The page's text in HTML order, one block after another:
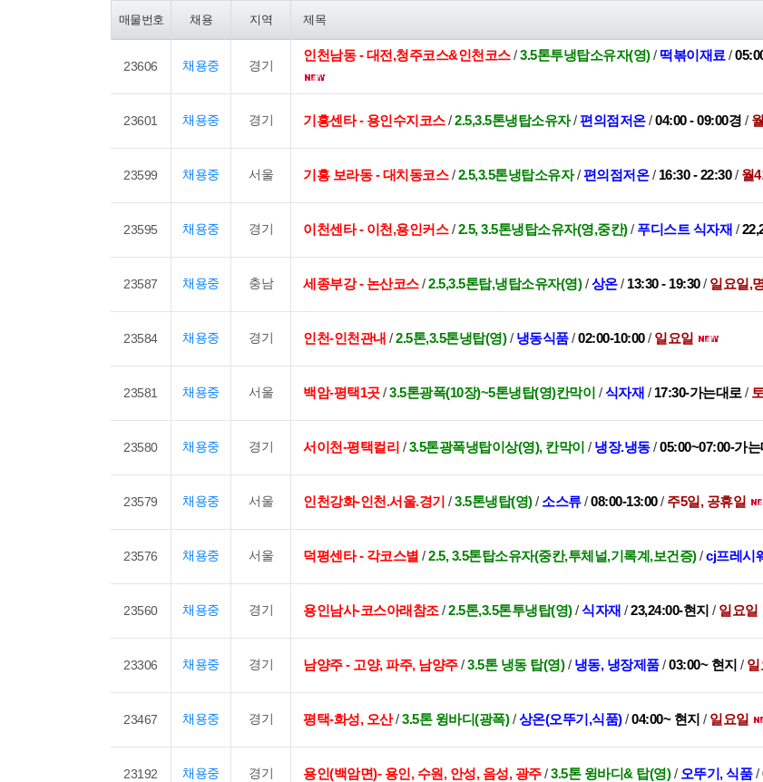
매물번호 채용 지역 제목
23606 채용중 경기
인천남동 - 대전,청주코스&인천코스/3.5톤투냉탑소유자(영)/ 떡볶이재료 /
23601 채용중 경기 기흥센타 - 용인수지코스/2.5,3.5톤냉탑소유자/편의점저온/04:00 - 09:00경 /
23599 채용중 서울 기흥 보라동 - 대치동코스/2.5,3.5톤냉탑소유자/편의점저온/ 16:30 - 22:30/ 월
23595 채용중 경기 이천센타 - 이천,용인커스/2.5, 3.5톤냉탑소유자(영,중칸)/ 푸디스트 식자재 /
23587 채용중 충남 세종부강 - 논산코스/2.5,3.5톤탑,냉탑소유자(영)/상온/ 13:30 - 19:30/ 일요일,
23584 채용중 경기 인천-인천관내 /2.5톤,3.5톤냉탑(영)/ 냉동식품/02:00-10:00/ 일요일
23581 채용중 서울 백암-평택1곳/3.5톤광폭(10장)~5톤냉탑(영)칸막이 /식자재 / 17:30-가는대로 /
23580 채용중 경기 서이천-평택컬리 /3.5톤광폭냉탑이상(영), 칸막이 / 냉장.냉동/05:00~07:00-가
23579 채용중 서울 인천강화-인천.서울.경기 /3.5톤냉탑(영)/ 소스류/08:00-13:00/ 주5일, 공휴일
23576 채용중 서울 덕평센타 - 각코스별 /2.5, 3.5톤탑소유자(중칸,투체널,기록계,보건증)/cj프레시
23560 채용중 경기 용인남사-코스아래참조/2.5톤,3.5톤투냉탑(영)/식자재 /23,24:00-현지 / 일요일
23306 채용중 경기 남양주 - 고양, 파주, 남양주/3.5톤 냉동 탑(영)/ 냉동, 냉장제품/03:00~ 현지 / 일
23467 채용중 경기 평택-화성, 오산/3.5톤 윙바디(광폭)/상온(오뚜기,식품)/04:00~ 현지 / 일요일
23192 채용중 경기 용인(백암면)- 용인, 수원, 안성, 음성, 광주/3.5톤 윙바디& 탑(영)/ 오뚜기, 식품/